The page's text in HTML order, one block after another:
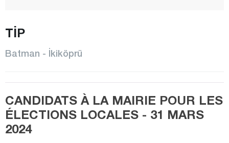
KOZLUK
SASON
YÜCEBAĞ
Bayburt
TİP
Batman - İkiköprü
CANDIDATS À LA MAIRIE POUR LES
ÉLECTIONS LOCALES - 31 MARS
2024